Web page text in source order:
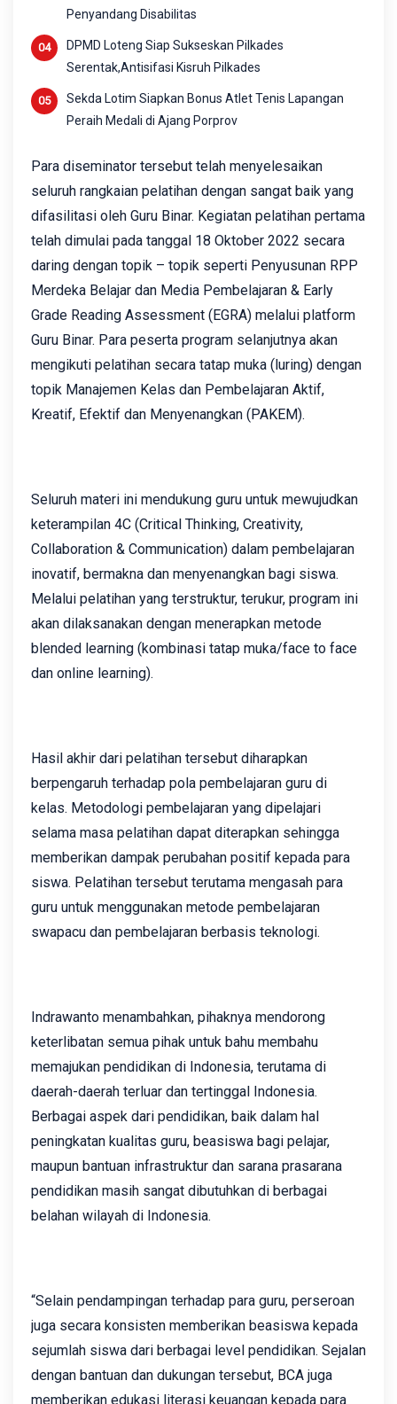
Penyandang Disabilitas
DPMD Loteng Siap Sukseskan Pilkades
Serentak,Antisifasi Kisruh Pilkades
Sekda Lotim Siapkan Bonus Atlet Tenis Lapangan
Peraih Medali di Ajang Porprov
Para diseminator tersebut telah menyelesaikan
seluruh rangkaian pelatihan dengan sangat baik yang
difasilitasi oleh Guru Binar. Kegiatan pelatihan pertama
telah dimulai pada tanggal 18 Oktober 2022 secara
daring dengan topik – topik seperti Penyusunan RPP
Merdeka Belajar dan Media Pembelajaran & Early
Grade Reading Assessment (EGRA) melalui platform
Guru Binar. Para peserta program selanjutnya akan
mengikuti pelatihan secara tatap muka (luring) dengan
topik Manajemen Kelas dan Pembelajaran Aktif,
Kreatif, Efektif dan Menyenangkan (PAKEM).
Seluruh materi ini mendukung guru untuk mewujudkan
keterampilan 4C (Critical Thinking, Creativity,
Collaboration & Communication) dalam pembelajaran
inovatif, bermakna dan menyenangkan bagi siswa.
Melalui pelatihan yang terstruktur, terukur, program ini
akan dilaksanakan dengan menerapkan metode
blended learning (kombinasi tatap muka/face to face
dan online learning).
Hasil akhir dari pelatihan tersebut diharapkan
berpengaruh terhadap pola pembelajaran guru di
kelas. Metodologi pembelajaran yang dipelajari
selama masa pelatihan dapat diterapkan sehingga
memberikan dampak perubahan positif kepada para
siswa. Pelatihan tersebut terutama mengasah para
guru untuk menggunakan metode pembelajaran
swapacu dan pembelajaran berbasis teknologi.
Indrawanto menambahkan, pihaknya mendorong
keterlibatan semua pihak untuk bahu membahu
memajukan pendidikan di Indonesia, terutama di
daerah-daerah terluar dan tertinggal Indonesia.
Berbagai aspek dari pendidikan, baik dalam hal
peningkatan kualitas guru, beasiswa bagi pelajar,
maupun bantuan infrastruktur dan sarana prasarana
pendidikan masih sangat dibutuhkan di berbagai
belahan wilayah di Indonesia.
“Selain pendampingan terhadap para guru, perseroan
juga secara konsisten memberikan beasiswa kepada
sejumlah siswa dari berbagai level pendidikan. Sejalan
dengan bantuan dan dukungan tersebut, BCA juga
memberikan edukasi literasi keuangan kepada para